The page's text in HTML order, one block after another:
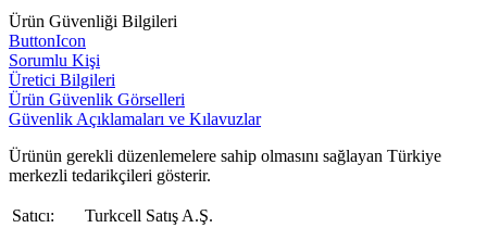
Ürün Güvenliği Bilgileri
ButtonIcon
Sorumlu Kişi
Üretici Bilgileri
Ürün Güvenlik Görselleri
Güvenlik Açıklamaları ve Kılavuzlar
Ürünün gerekli düzenlemelere sahip olmasını sağlayan Türkiye
merkezli tedarikçileri gösterir.
Satıcı:
Turkcell Satış A.Ş.